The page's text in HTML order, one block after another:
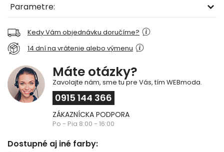
Parametre:
Kedy Vám objednávku doručíme?
14 dní na vrátenie alebo výmenu
Máte otázky?
Zavolajte nám, sme tu pre Vás, tím WEBmoda.
0915 144 366
ZÁKAZNÍCKA PODPORA
Po - Pia 8:00 - 16:00
Dostupné aj iné farby: